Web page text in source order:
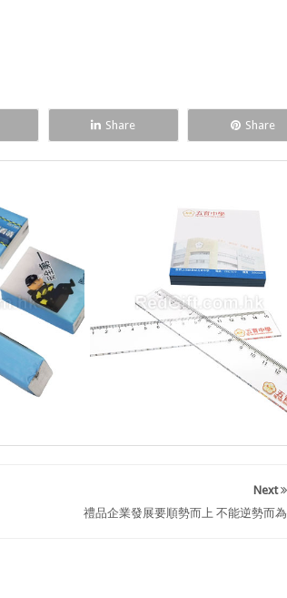
Share Share
Next
禮品企業發展要順勢而上 不能逆勢而為